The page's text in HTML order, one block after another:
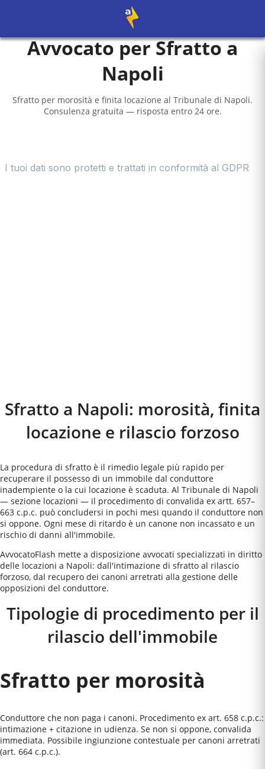
Avvocato per Sfratto a
Napoli
Sfratto per morosità e finita locazione al Tribunale di Napoli.
Consulenza gratuita — risposta entro 24 ore.
Sfratto a Napoli: morosità, finita
locazione e rilascio forzoso
La procedura di sfratto è il rimedio legale più rapido per
recuperare il possesso di un immobile dal conduttore
inadempiente o la cui locazione è scaduta. Al Tribunale di Napoli
— sezione locazioni — il procedimento di convalida ex artt. 657–
663 c.p.c. può concludersi in pochi mesi quando il conduttore non
si oppone. Ogni mese di ritardo è un canone non incassato e un
rischio di danni all'immobile.
AvvocatoFlash mette a disposizione avvocati specializzati in diritto
delle locazioni a Napoli: dall'intimazione di sfratto al rilascio
forzoso, dal recupero dei canoni arretrati alla gestione delle
opposizioni del conduttore.
Tipologie di procedimento per il
rilascio dell'immobile
Sfratto per morosità
Conduttore che non paga i canoni. Procedimento ex art. 658 c.p.c.:
intimazione + citazione in udienza. Se non si oppone, convalida
immediata. Possibile ingiunzione contestuale per canoni arretrati
(art. 664 c.p.c.).